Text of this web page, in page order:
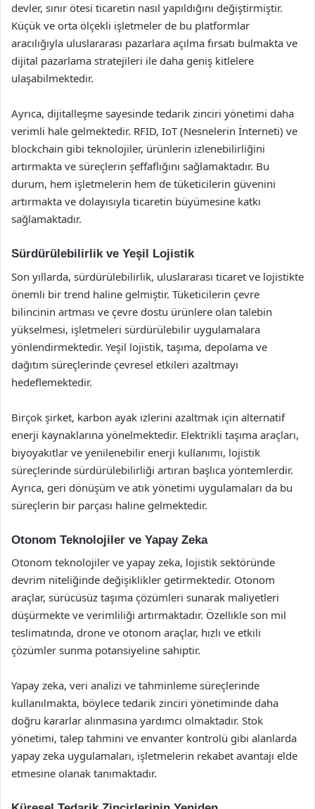
devler, sınır ötesi ticaretin nasıl yapıldığını değiştirmiştir.
Küçük ve orta ölçekli işletmeler de bu platformlar
aracılığıyla uluslararası pazarlara açılma fırsatı bulmakta ve
dijital pazarlama stratejileri ile daha geniş kitlelere
ulaşabilmektedir.
Ayrıca, dijitalleşme sayesinde tedarik zinciri yönetimi daha
verimli hale gelmektedir. RFID, IoT (Nesnelerin İnterneti) ve
blockchain gibi teknolojiler, ürünlerin izlenebilirliğini
artırmakta ve süreçlerin şeffaflığını sağlamaktadır. Bu
durum, hem işletmelerin hem de tüketicilerin güvenini
artırmakta ve dolayısıyla ticaretin büyümesine katkı
sağlamaktadır.
Sürdürülebilirlik ve Yeşil Lojistik
Son yıllarda, sürdürülebilirlik, uluslararası ticaret ve lojistikte
önemli bir trend haline gelmiştir. Tüketicilerin çevre
bilincinin artması ve çevre dostu ürünlere olan talebin
yükselmesi, işletmeleri sürdürülebilir uygulamalara
yönlendirmektedir. Yeşil lojistik, taşıma, depolama ve
dağıtım süreçlerinde çevresel etkileri azaltmayı
hedeflemektedir.
Birçok şirket, karbon ayak izlerini azaltmak için alternatif
enerji kaynaklarına yönelmektedir. Elektrikli taşıma araçları,
biyoyakıtlar ve yenilenebilir enerji kullanımı, lojistik
süreçlerinde sürdürülebilirliği artıran başlıca yöntemlerdir.
Ayrıca, geri dönüşüm ve atık yönetimi uygulamaları da bu
süreçlerin bir parçası haline gelmektedir.
Otonom Teknolojiler ve Yapay Zeka
Otonom teknolojiler ve yapay zeka, lojistik sektöründe
devrim niteliğinde değişiklikler getirmektedir. Otonom
araçlar, sürücüsüz taşıma çözümleri sunarak maliyetleri
düşürmekte ve verimliliği artırmaktadır. Özellikle son mil
teslimatında, drone ve otonom araçlar, hızlı ve etkili
çözümler sunma potansiyeline sahiptir.
Yapay zeka, veri analizi ve tahminleme süreçlerinde
kullanılmakta, böylece tedarik zinciri yönetiminde daha
doğru kararlar alınmasına yardımcı olmaktadır. Stok
yönetimi, talep tahmini ve envanter kontrolü gibi alanlarda
yapay zeka uygulamaları, işletmelerin rekabet avantajı elde
etmesine olanak tanımaktadır.